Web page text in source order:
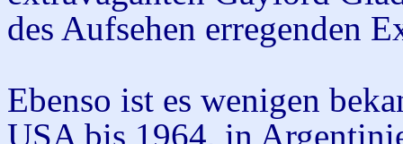
des Aufsehen erregenden
Ebenso ist es wenigen
USA bis 1964, in